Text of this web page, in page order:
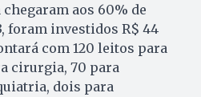
aos 60% de
foram investidos R$ 44
com 120 leitos para
cirurgia, 70 para
dois para